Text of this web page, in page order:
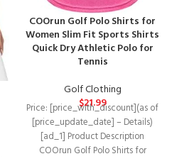
COOrun Golf Polo Shirts for
Women Slim Fit Sports Shirts
Quick Dry Athletic Polo for
Tennis
Golf Clothing
$21.99
Price: [price_with_discount](as of
[price_update_date] – Details)
[ad_1] Product Description
COOrun Golf Polo Shirts for